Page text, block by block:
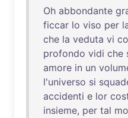
Oh abbondante
ficcar lo viso per
che la veduta vi
profondo vidi che
amore in un
l'universo si
accidenti e lor
insieme, per tal